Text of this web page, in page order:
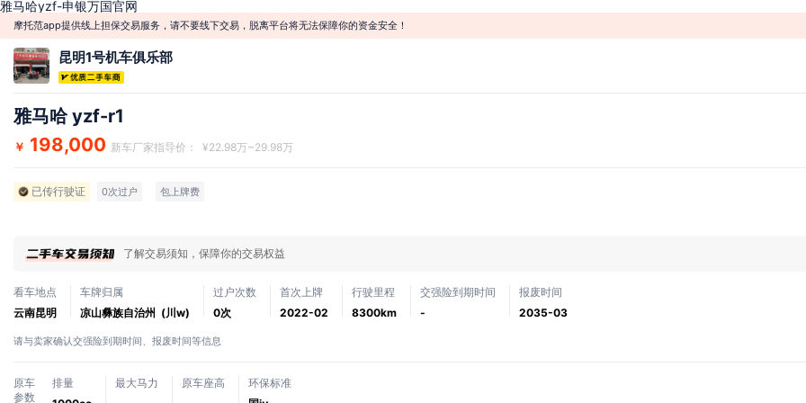
雅马哈yzf-申银万国官网
摩托范app提供线上担保交易服务，请不要线下交易，脱离平台将无法保障你的资金安全！
昆明1号机车俱乐部
雅马哈 yzf-r1
￥ 198,000 新车厂家指导价： ¥22.98万~29.98万
已传行驶证 0次过户 包上牌费
了解交易须知，保障你的交易权益
看车地点
云南昆明
车牌归属
凉山彝族自治州 (川w)
过户次数
0次
首次上牌
2022-02
行驶里程
8300km
交强险到期时间
-
报废时间
2035-03
请与卖家确认交强险到期时间、报废时间等信息
原车
参数
排量
最大马力
原车座高
环保标准